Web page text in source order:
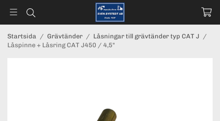
Startsida / Grävtänder / Låsningar till grävtänder typ CAT J /
Låspinne + Låsring CAT J450 / 4,5"